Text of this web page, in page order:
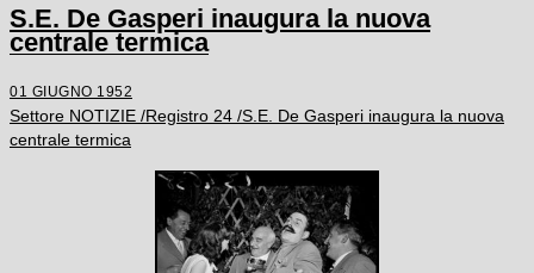
S.E. De Gasperi inaugura la nuova
centrale termica
01 GIUGNO 1952
Settore NOTIZIE /Registro 24 /S.E. De Gasperi inaugura la nuova
centrale termica